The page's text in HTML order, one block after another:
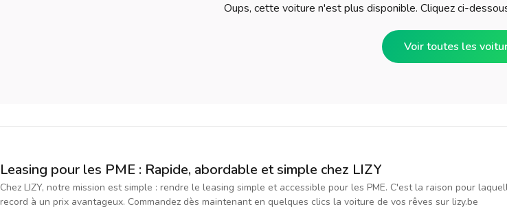
Oups, cette voiture n'est plus disponible. Cliquez ci-
Voir toutes les
Leasing pour les PME : Rapide, abordable et simple chez LIZY
Chez LIZY, notre mission est simple : rendre le leasing simple et accessible pour les PME. C'est la raison pour
record à un prix avantageux. Commandez dès maintenant en quelques clics la voiture de vos rêves sur lizy.be